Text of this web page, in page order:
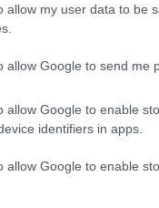
allow my user data to be
allow Google to send me
allow Google to enable
identifiers in apps.
allow Google to enable
τη διαδρομή του
την επίθεση,
. Τα πρώτα
ο δράστης ή
να